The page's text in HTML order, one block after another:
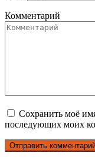
Комментарий
Сохранить моё
последующих моих